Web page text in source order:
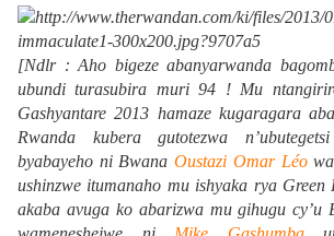
[Ndlr : Aho bigeze abanyarwanda
ubundi turasubira muri 94 ! Mu
Gashyantare 2013 hamaze kugaragara
Rwanda kubera gutotezwa
byabayeho ni BwanaOustazi Omar Léo
ushinzwe itumanaho mu ishyaka rya Green
akaba avuga ko abarizwa mu gihugu cy’u